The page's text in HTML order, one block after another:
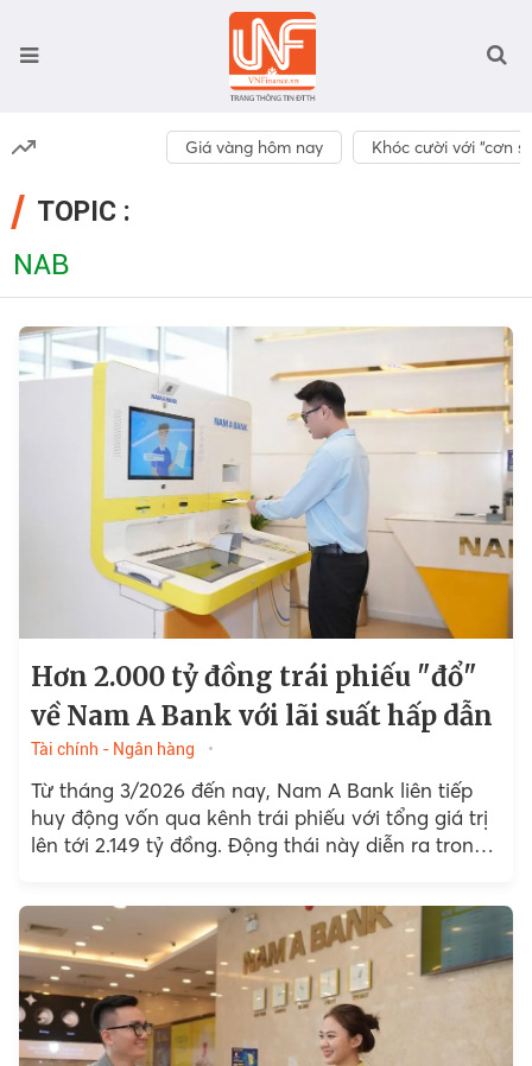
Giá vàng hôm nay Khóc cười với “cơn
TOPIC :
NAB
Hơn 2.000 tỷ đồng trái phiếu "đổ"
về Nam A Bank với lãi suất hấp dẫn
Tài chính - Ngân hàng
Từ tháng 3/2026 đến nay, Nam A Bank liên tiếp
huy động vốn qua kênh trái phiếu với tổng giá trị
lên tới 2.149 tỷ đồng. Động thái này diễn ra trong